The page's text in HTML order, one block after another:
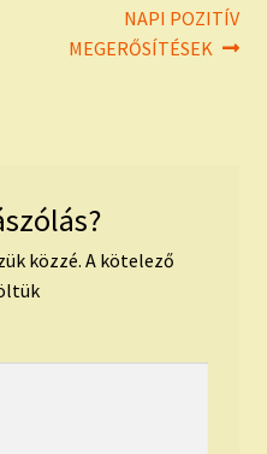
Next
post:
NAPI POZITÍV
MEGERŐSÍTÉSEK
közzé. A kötelező